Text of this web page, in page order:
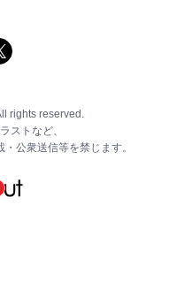
rights reserved.
ストなど、
公衆送信等を禁じます。